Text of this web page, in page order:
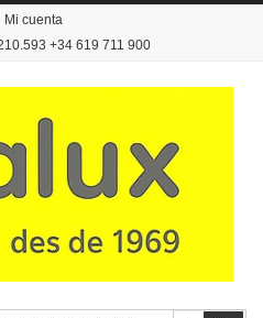
Mi cuenta
+34 619 711 900